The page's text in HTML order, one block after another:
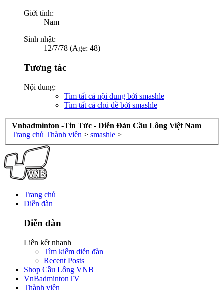
Giới tính:
Nam
Sinh nhật:
12/7/78 (Age: 48)
Tương tác
Nội dung:
Tìm tất cả nội dung bởi smashle
Tìm tất cả chủ đề bởi smashle
Vnbadminton -Tin Tức - Diễn Đàn Cầu Lông Việt Nam
Trang chủ Thành viên > smashle >
Trang chủ
Diễn đàn
Diễn đàn
Liên kết nhanh
Tìm kiếm diễn đàn
Recent Posts
Shop Cầu Lông VNB
VnBadmintonTV
Thành viên